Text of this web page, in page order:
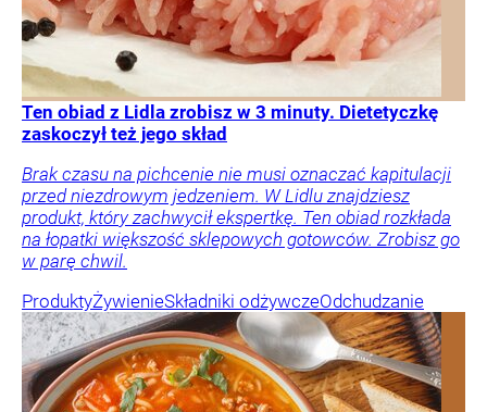
Ten obiad z Lidla zrobisz w 3 minuty. Dietetyczkę
zaskoczył też jego skład
Brak czasu na pichcenie nie musi oznaczać kapitulacji
przed niezdrowym jedzeniem. W Lidlu znajdziesz
produkt, który zachwycił ekspertkę. Ten obiad rozkłada
na łopatki większość sklepowych gotowców. Zrobisz go
w parę chwil.
ProduktyŻywienieSkładniki odżywczeOdchudzanie